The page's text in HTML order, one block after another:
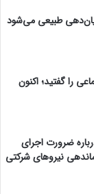
طبیعی می‌شود
را گفتید؛ اکنون
ضرورت اجرای
نیروهای شرکتی